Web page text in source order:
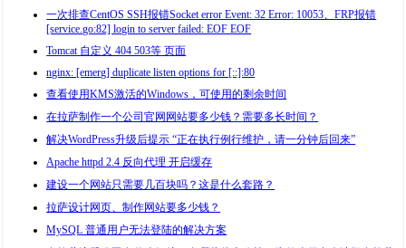
一次排查CentOS SSH报错Socket error Event: 32 Error: 10053、FRP报错
[service.go:82] login to server failed: EOF EOF
Tomcat 自定义 404 503等 页面
nginx: [emerg] duplicate listen options for [::]:80
查看使用KMS激活的Windows，可使用的剩余时间
在拉萨制作一个公司官网网站要多少钱？需要多长时间？
解决WordPress升级后提示 “正在执行例行维护，请一分钟后回来”
Apache httpd 2.4 反向代理 开启缓存
建设一个网站只需要几百块吗？这是什么套路？
拉萨设计网页、制作网站要多少钱？
MySQL 普通用户无法登陆的解决方案